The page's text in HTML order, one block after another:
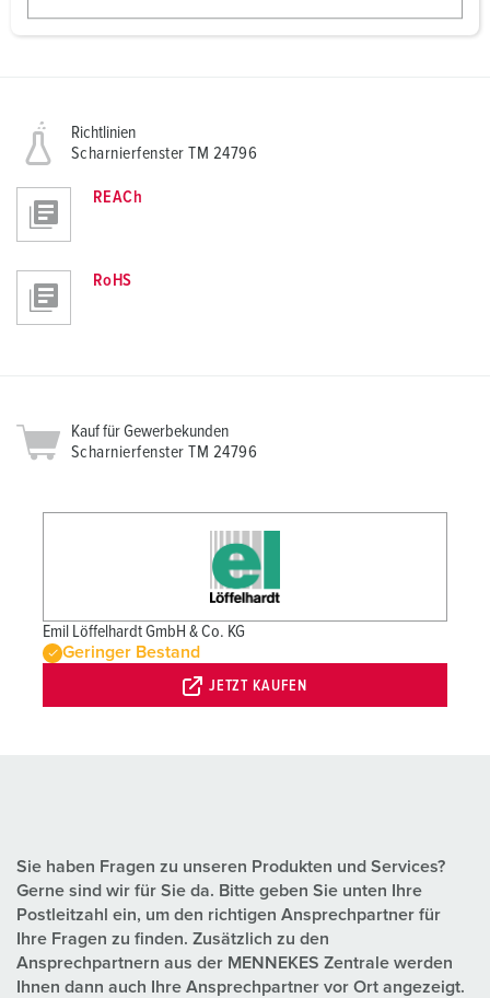
w
PNG, 49 KB
Richtlinien
Scharnierfenster TM 24796
REACh
RoHS
Kauf für Gewerbekunden
Scharnierfenster TM 24796
Emil Löffelhardt GmbH & Co. KG
Geringer Bestand
JETZT KAUFEN
Sie haben Fragen zu unseren Produkten und Services?
Gerne sind wir für Sie da. Bitte geben Sie unten Ihre
Postleitzahl ein, um den richtigen Ansprechpartner für
Ihre Fragen zu finden. Zusätzlich zu den
Ansprechpartnern aus der MENNEKES Zentrale werden
Ihnen dann auch Ihre Ansprechpartner vor Ort angezeigt.